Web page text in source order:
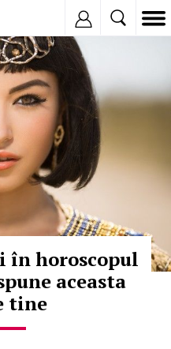
în horoscopul
aceasta
tine